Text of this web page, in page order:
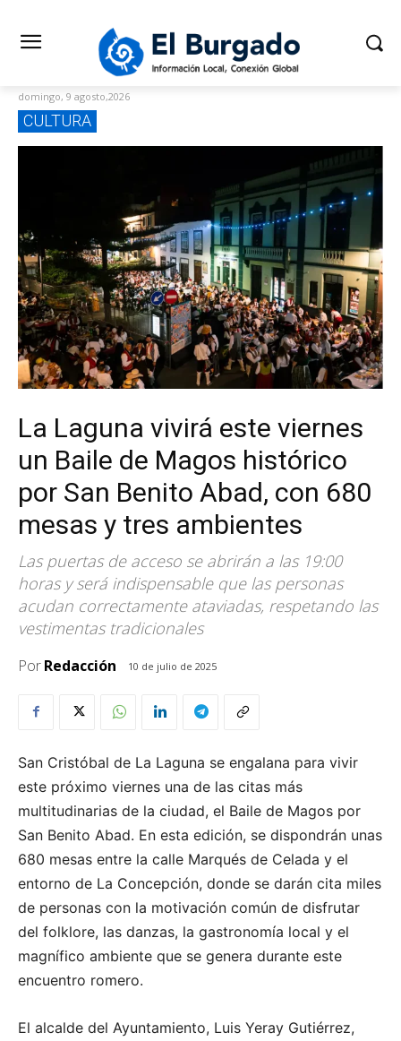
domingo, 9 agosto,2026
CULTURA
La Laguna vivirá este viernes
un Baile de Magos histórico
por San Benito Abad, con 680
mesas y tres ambientes
Las puertas de acceso se abrirán a las 19:00
horas y será indispensable que las personas
acudan correctamente ataviadas, respetando las
vestimentas tradicionales
PorRedacción 10 de julio de 2025
San Cristóbal de La Laguna se engalana para vivir
este próximo viernes una de las citas más
multitudinarias de la ciudad, el Baile de Magos por
San Benito Abad. En esta edición, se dispondrán unas
680 mesas entre la calle Marqués de Celada y el
entorno de La Concepción, donde se darán cita miles
de personas con la motivación común de disfrutar
del folklore, las danzas, la gastronomía local y el
magnífico ambiente que se genera durante este
encuentro romero.
El alcalde del Ayuntamiento, Luis Yeray Gutiérrez,